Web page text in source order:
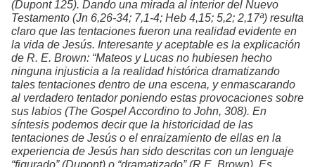
(Dupont 125). Dando una mirada al interior del Nuevo
Testamento (Jn 6,26-34; 7,1-4; Heb 4,15; 5,2; 2,17ª) resulta
claro que las tentaciones fueron una realidad evidente en
la vida de Jesús. Interesante y aceptable es la explicación
de R. E. Brown: “Mateos y Lucas no hubiesen hecho
ninguna injusticia a la realidad histórica dramatizando
tales tentaciones dentro de una escena, y enmascarando
al verdadero tentador poniendo estas provocaciones sobre
sus labios (The Gospel Accordino to John, 308). En
síntesis podemos decir que la historicidad de las
tentaciones de Jesús o el enraizamiento de ellas en la
experiencia de Jesús han sido descritas con un lenguaje
“figurado” (Dupont) o “dramatizado” (R.E. Brown). Es